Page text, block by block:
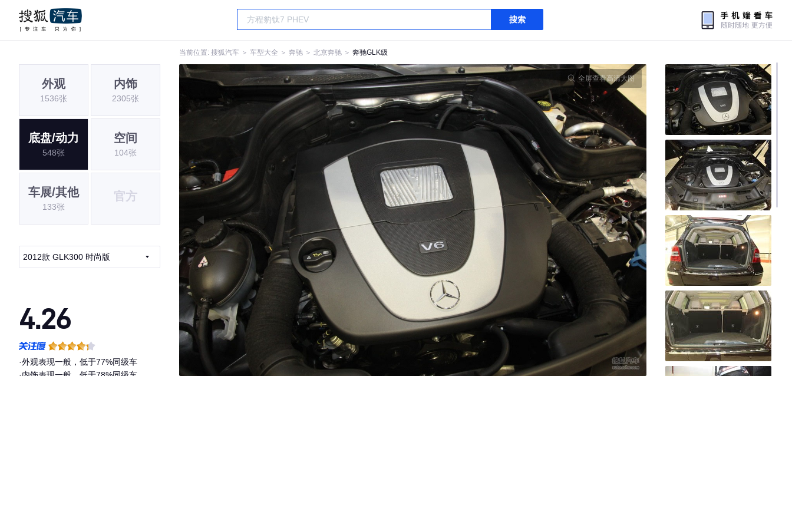
搜索
当前位置: 搜狐汽车 ＞ 车型大全 ＞ 奔驰 ＞ 北京奔驰 ＞ 奔驰GLK级
外观
1536张
内饰
2305张
底盘/动力
548张
空间
104张
车展/其他
133张
官方
2012款 GLK300 时尚版
4.26
·外观表现一般，低于77%同级车
·内饰表现一般，低于78%同级车
全屏查看高清大图